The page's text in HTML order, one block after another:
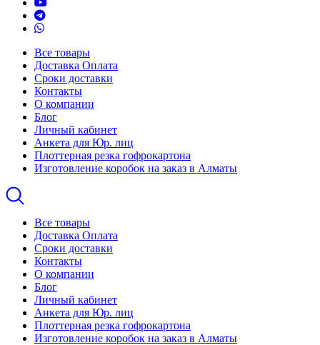
Все товары
Доставка Оплата
Сроки доставки
Контакты
О компании
Блог
Личный кабинет
Анкета для Юр. лиц
Плоттерная резка гофрокартона
Изготовление коробок на заказ в Алматы
Все товары
Доставка Оплата
Сроки доставки
Контакты
О компании
Блог
Личный кабинет
Анкета для Юр. лиц
Плоттерная резка гофрокартона
Изготовление коробок на заказ в Алматы